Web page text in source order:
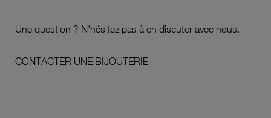
Une question ? N'hésitez pas à en discuter avec nous.
CONTACTER UNE BIJOUTERIE